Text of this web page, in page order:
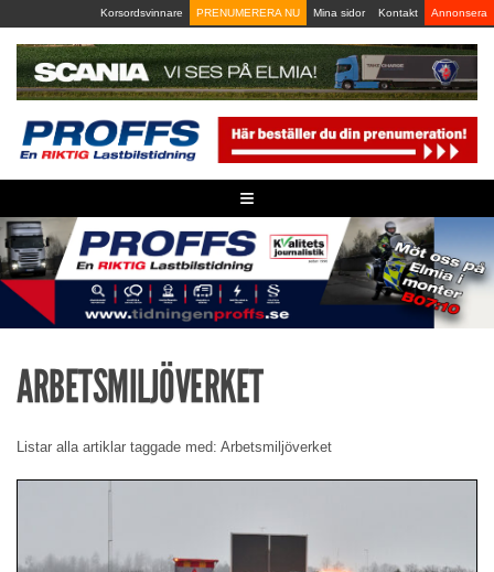
to
content
Korsordsvinnare PRENUMERERA NU Mina sidor Kontakt Annonsera
≡
ARBETSMILJÖVERKET
Listar alla artiklar taggade med: Arbetsmiljöverket